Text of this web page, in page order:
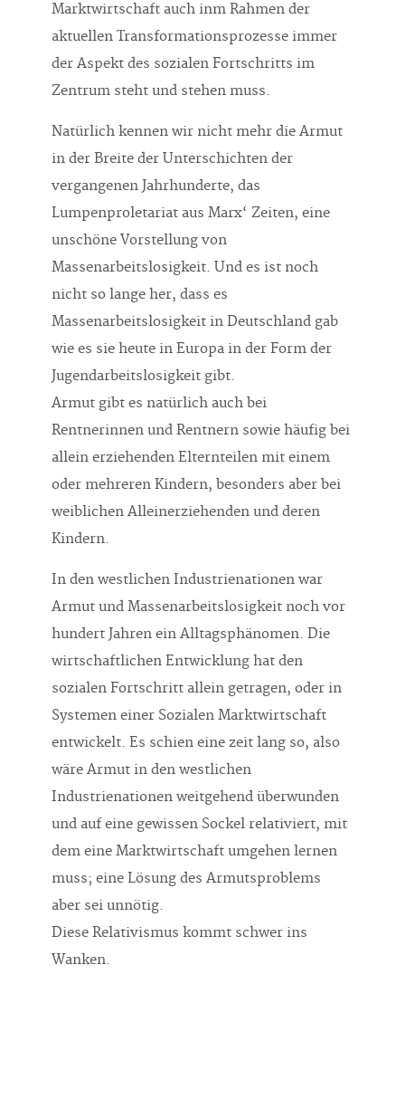
Marktwirtschaft auch inm Rahmen der
aktuellen Transformationsprozesse immer
der Aspekt des sozialen Fortschritts im
Zentrum steht und stehen muss.
Natürlich kennen wir nicht mehr die Armut
in der Breite der Unterschichten der
vergangenen Jahrhunderte, das
Lumpenproletariat aus Marx‘ Zeiten, eine
unschöne Vorstellung von
Massenarbeitslosigkeit. Und es ist noch
nicht so lange her, dass es
Massenarbeitslosigkeit in Deutschland gab
wie es sie heute in Europa in der Form der
Jugendarbeitslosigkeit gibt.
Armut gibt es natürlich auch bei
Rentnerinnen und Rentnern sowie häufig bei
allein erziehenden Elternteilen mit einem
oder mehreren Kindern, besonders aber bei
weiblichen Alleinerziehenden und deren
Kindern.
In den westlichen Industrienationen war
Armut und Massenarbeitslosigkeit noch vor
hundert Jahren ein Alltagsphänomen. Die
wirtschaftlichen Entwicklung hat den
sozialen Fortschritt allein getragen, oder in
Systemen einer Sozialen Marktwirtschaft
entwickelt. Es schien eine zeit lang so, also
wäre Armut in den westlichen
Industrienationen weitgehend überwunden
und auf eine gewissen Sockel relativiert, mit
dem eine Marktwirtschaft umgehen lernen
muss; eine Lösung des Armutsproblems
aber sei unnötig.
Diese Relativismus kommt schwer ins
Wanken.